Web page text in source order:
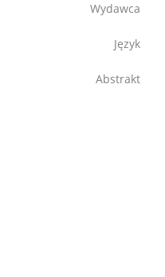
Wydawca
Język
Abstrakt